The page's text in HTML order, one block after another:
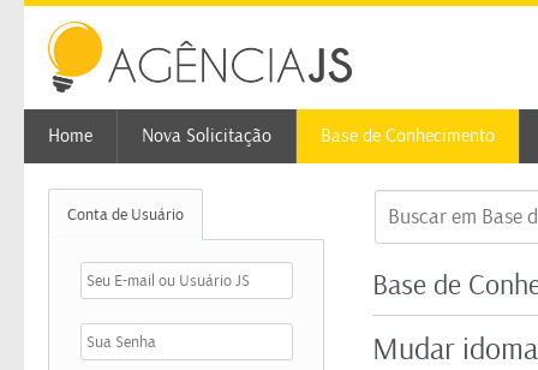
Home Nova Solicitação Base de Conhecimento
Conta de Usuário
Base de
Mudar